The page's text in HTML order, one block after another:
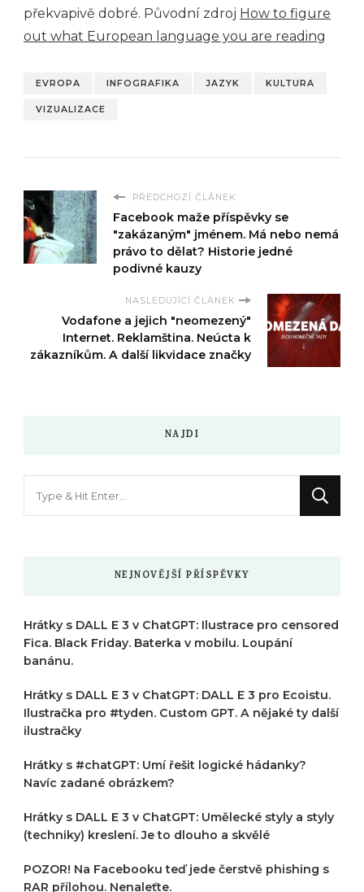
překvapivě dobré. Původní zdroj How to figure
out what European language you are reading
EVROPA INFOGRAFIKA JAZYK KULTURA
VIZUALIZACE
PŘEDCHOZÍ ČLÁNEK
Facebook maže příspěvky se
"zakázaným" jménem. Má nebo nemá
právo to dělat? Historie jedné
podivné kauzy
NASLEDUJÍCÍ ČLÁNEK
Vodafone a jejich "neomezený"
Internet. Reklamština. Neúcta k
zákazníkům. A další likvidace značky
NAJDI
NEJNOVĚJŠÍ PŘÍSPĚVKY
Hrátky s DALL E 3 v ChatGPT: Ilustrace pro censored
Fica. Black Friday. Baterka v mobilu. Loupání
banánu.
Hrátky s DALL E 3 v ChatGPT: DALL E 3 pro Ecoistu.
Ilustračka pro #tyden. Custom GPT. A nějaké ty další
ilustračky
Hrátky s #chatGPT: Umí řešit logické hádanky?
Navíc zadané obrázkem?
Hrátky s DALL E 3 v ChatGPT: Umělecké styly a styly
(techniky) kreslení. Je to dlouho a skvělé
POZOR! Na Facebooku teď jede čerstvě phishing s
RAR přílohou. Nenaleťte.